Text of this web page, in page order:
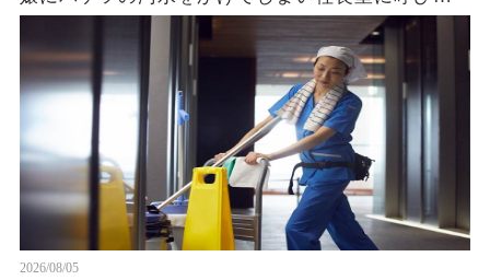
され→クビを覚悟で息子と部屋に入ると社長令嬢
「ずっと探してました」「え？」
2026/08/05